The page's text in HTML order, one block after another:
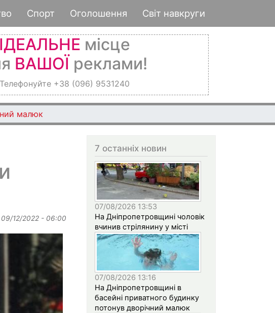
Спорт Оголошення Світ навкруги
ІДЕАЛЬНЕ місце
ВАШОЇ реклами!
Телефонуйте +38 (096) 9531240
09/12/2022 - 06:00
7 останніх новин
07/08/2026 13:53
На Дніпропетровщині чоловік
вчинив стрілянину у місті
07/08/2026 13:16
На Дніпропетровщині в
басейні приватного будинку
потонув дворічний малюк